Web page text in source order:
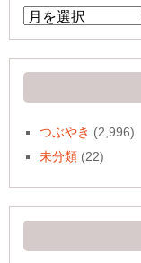
ア
ー
イ
ブ
つぶやき (2,996)
未分類 (22)